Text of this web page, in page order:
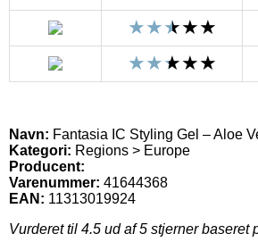
Navn: Fantasia IC Styling Gel – Aloe
Kategori: Regions > Europe
Producent:
Varenummer: 41644368
EAN: 11313019924
Vurderet til 4.5 ud af 5 stjerner baseret